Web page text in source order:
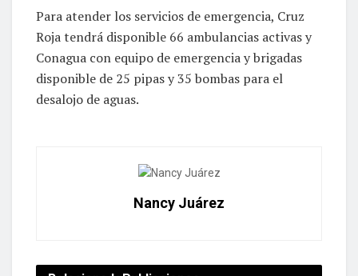
Para atender los servicios de emergencia, Cruz
Roja tendrá disponible 66 ambulancias activas y
Conagua con equipo de emergencia y brigadas
disponible de 25 pipas y 35 bombas para el
desalojo de aguas.
Nancy Juárez